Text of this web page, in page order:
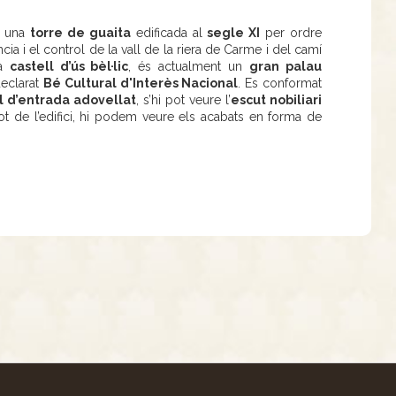
torre de guaitaedificada alsegle XI
per ordre
i el control de la vall de la riera de Carme i del camí
castell d’ús bèl·lic , és actualment un gran palau
Bé Cultural d'Interès Nacional . Es conformat
d’entrada adovellat , s’hi pot veure l’escut nobiliari
de l’edifici, hi podem veure els acabats en forma de